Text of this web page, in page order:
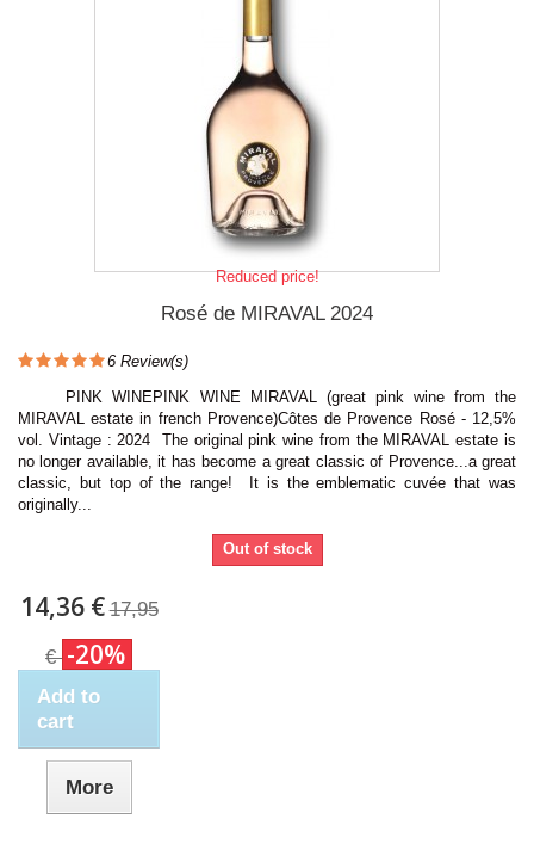
Reduced price!
Rosé de MIRAVAL 2024
6 Review(s)
PINK WINEPINK WINE MIRAVAL (great pink wine from the
MIRAVAL estate in french Provence)Côtes de Provence Rosé - 12,5%
vol. Vintage : 2024 The original pink wine from the MIRAVAL estate is
no longer available, it has become a great classic of Provence...a great
classic, but top of the range! It is the emblematic cuvée that was
originally...
Out of stock
14,36 € 17,95
€ -20%
Add to
cart
More